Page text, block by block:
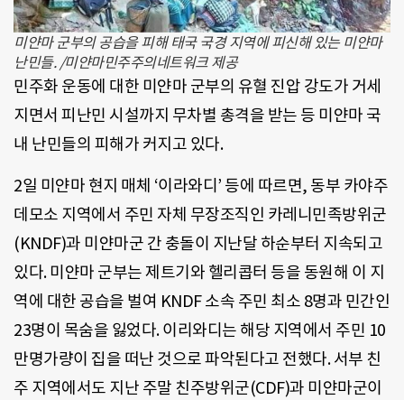
미얀마 군부의 공습을 피해 태국 국경 지역에 피신해 있는 미얀마
난민들. /미얀마민주주의네트워크 제공
민주화 운동에 대한 미얀마 군부의 유혈 진압 강도가 거세
지면서 피난민 시설까지 무차별 총격을 받는 등 미얀마 국
내 난민들의 피해가 커지고 있다.
2일 미얀마 현지 매체 ‘이라와디’ 등에 따르면, 동부 카야주
데모소 지역에서 주민 자체 무장조직인 카레니민족방위군
(KNDF)과 미얀마군 간 충돌이 지난달 하순부터 지속되고
있다. 미얀마 군부는 제트기와 헬리콥터 등을 동원해 이 지
역에 대한 공습을 벌여 KNDF 소속 주민 최소 8명과 민간인
23명이 목숨을 잃었다. 이리와디는 해당 지역에서 주민 10
만명가량이 집을 떠난 것으로 파악된다고 전했다. 서부 친
주 지역에서도 지난 주말 친주방위군(CDF)과 미얀마군이